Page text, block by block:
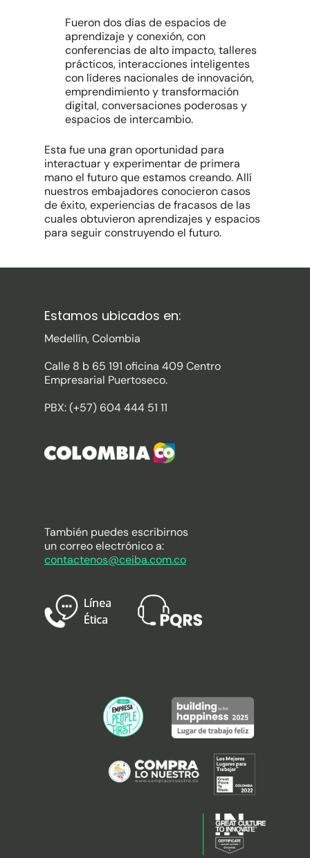
Fueron dos días de espacios de
aprendizaje y conexión, con
conferencias de alto impacto, talleres
prácticos, interacciones inteligentes
con líderes nacionales de innovación,
emprendimiento y transformación
digital, conversaciones poderosas y
espacios de intercambio.
Esta fue una gran oportunidad para
interactuar y experimentar de primera
mano el futuro que estamos creando. Allí
nuestros embajadores conocieron casos
de éxito, experiencias de fracasos de las
cuales obtuvieron aprendizajes y espacios
para seguir construyendo el futuro.
Estamos ubicados en:
Medellín, Colombia
Calle 8 b 65 191 oficina 409 Centro
Empresarial Puertoseco.
PBX: (+57) 604 444 51 11
También puedes escribirnos
un correo electrónico a:
contactenos@ceiba.com.co